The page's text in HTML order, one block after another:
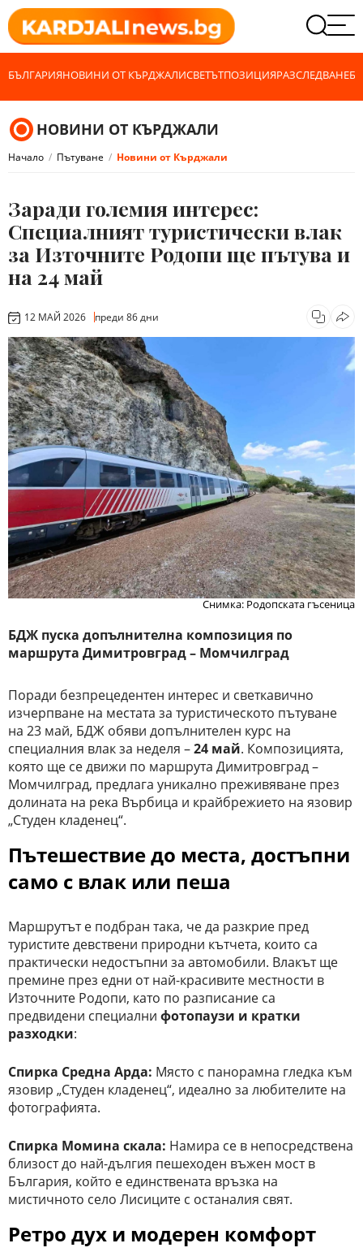
БЪЛГАРИЯНОВИНИ ОТ КЪРДЖАЛИСВЕТЪТПОЗИЦИЯРАЗСЛЕДВАНЕ
НОВИНИ ОТ КЪРДЖАЛИ
Начало Пътуване Новини от Кърджали
Заради големия интерес:
Специалният туристически влак
за Източните Родопи ще пътува и
на 24 май
12 МАЙ 2026 преди 86 дни
Снимка: Родопската гъсеница
БДЖ пуска допълнителна композиция по
маршрута Димитровград – Момчилград
Поради безпрецедентен интерес и светкавично
изчерпване на местата за туристическото пътуване
на 23 май, БДЖ обяви допълнителен курс на
специалния влак за неделя –24 май. Композицията,
която ще се движи по маршрута Димитровград –
Момчилград, предлага уникално преживяване през
долината на река Върбица и крайбрежието на язовир
„Студен кладенец“.
Пътешествие до места, достъпни
само с влак или пеша
Маршрутът е подбран така, че да разкрие пред
туристите девствени природни кътчета, които са
практически недостъпни за автомобили. Влакът ще
премине през едни от най-красивите местности в
Източните Родопи, като по разписание са
предвидени специални фотопаузи и кратки
разходки:
Спирка Средна Арда: Място с панорамна гледка към
язовир „Студен кладенец“, идеално за любителите на
фотографията.
Спирка Момина скала: Намира се в непосредствена
близост до най-дългия пешеходен въжен мост в
България, който е единствената връзка на
мистичното село Лисиците с останалия свят.
Ретро дух и модерен комфорт